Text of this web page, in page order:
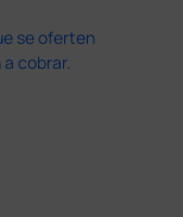
se oferten
a cobrar.